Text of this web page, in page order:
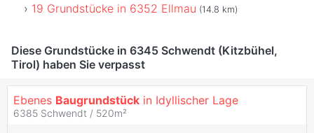
19 Grundstücke in 6352 Ellmau (14.8 km)
Diese Grundstücke in 6345 Schwendt (Kitzbühel,
Tirol) haben Sie verpasst
Ebenes Baugrundstück in Idyllischer Lage
6385 Schwendt / 520m²